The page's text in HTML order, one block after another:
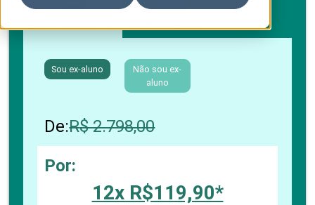
Boleto bancário / PIX Cartão de crédito
Sou ex-aluno
Não sou ex-
aluno
De:R$ 2.798,00
Por:
12x R$119,90*